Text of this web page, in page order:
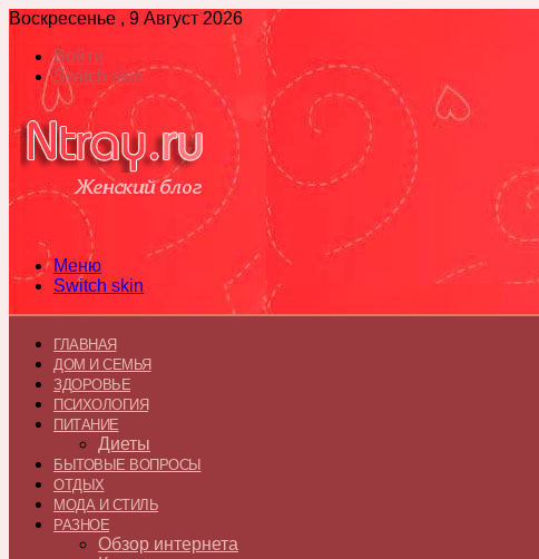
Воскресенье , 9 Август 2026
Войти
Switch skin
Меню
Switch skin
ГЛАВНАЯ
ДОМ И СЕМЬЯ
ЗДОРОВЬЕ
ПСИХОЛОГИЯ
ПИТАНИЕ
Диеты
БЫТОВЫЕ ВОПРОСЫ
ОТДЫХ
МОДА И СТИЛЬ
РАЗНОЕ
Обзор интернета